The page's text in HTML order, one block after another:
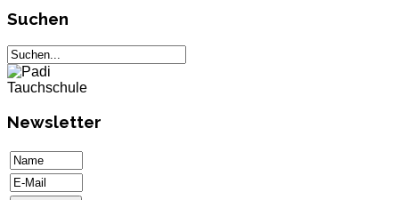
Suchen
Newsletter